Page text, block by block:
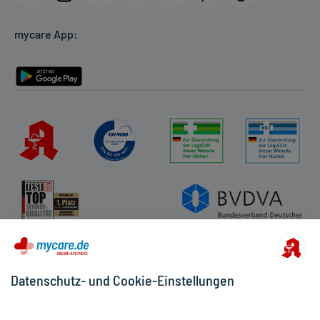
Rückgabe/Widerruf
mycare App:
Datenschutz- und Cookie-Einstellungen